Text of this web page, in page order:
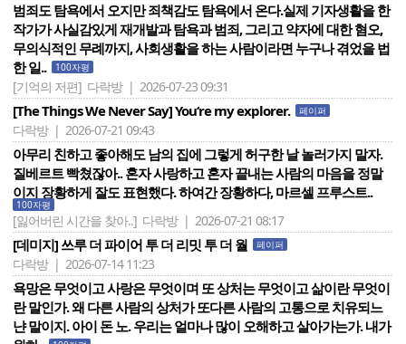
범죄도 탐욕에서 오지만 죄책감도 탐욕에서 온다.실제 기자생활을 한
작가가 사실감있게 재개발과 탐욕과 범죄, 그리고 약자에 대한 혐오,
무의식적인 무례까지, 사회생활을 하는 사람이라면 누구나 겪었을 법
한 일..
100자평
[기억의 저편] 다락방 | 2026-07-23 09:31
[The Things We Never Say] You‘re my explorer. 페이퍼
다락방 | 2026-07-21 09:43
아무리 친하고 좋아해도 남의 집에 그렇게 허구한 날 놀러가지 말자.
질베르트 빡쳤잖아.. 혼자 사랑하고 혼자 끝내는 사람의 마음을 정말
이지 장황하게 잘도 표현했다. 하여간 장황하다, 마르셀 프루스트..
100자평
[잃어버린 시간을 찾아..] 다락방 | 2026-07-21 08:17
[데미지] 쓰루 더 파이어 투 더 리밋 투 더 월 페이퍼
다락방 | 2026-07-14 11:23
욕망은 무엇이고 사랑은 무엇이며 또 상처는 무엇이고 삶이란 무엇이
란 말인가. 왜 다른 사람의 상처가 또다른 사람의 고통으로 치유되느
냔 말이지. 아이 돈 노. 우리는 얼마나 많이 오해하고 살아가는가. 내가